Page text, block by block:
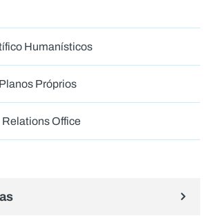
Humanísticos
Próprios
Office